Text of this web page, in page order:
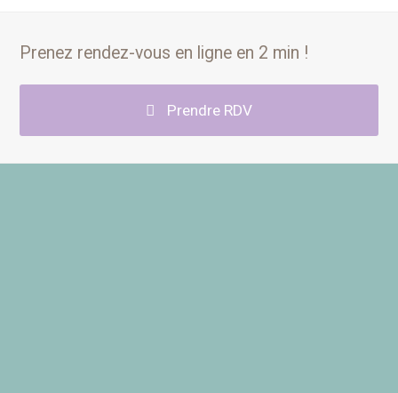
Prenez rendez-vous en ligne en 2 min !
Prendre RDV